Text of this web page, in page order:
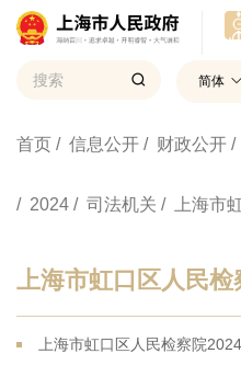
简体
首页 / 信息公开 / 财政公开 /
/ 2024 / 司法机关 / 上海市
上海市虹口区人民检